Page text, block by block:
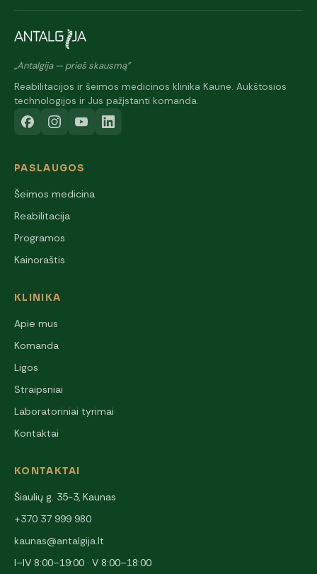
„Antalgija — prieš skausmą"
Reabilitacijos ir šeimos medicinos klinika Kaune. Aukštosios
technologijos ir Jus pažįstanti komanda.
PASLAUGOS
Šeimos medicina
Reabilitacija
Programos
Kainoraštis
KLINIKA
Apie mus
Komanda
Ligos
Straipsniai
Laboratoriniai tyrimai
Kontaktai
KONTAKTAI
Šiaulių g. 35-3, Kaunas
+370 37 999 980
kaunas@antalgija.lt
I–IV 8:00–19:00 · V 8:00–18:00